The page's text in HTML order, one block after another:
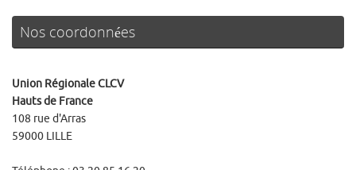
Nos coordonnées
Union Régionale CLCV
Hauts de France
108 rue d'Arras
59000 LILLE